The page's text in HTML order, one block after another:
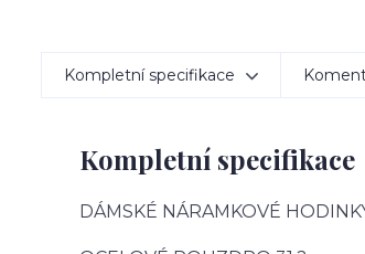
Kompletní specifikace
Kompletní specifikace
DÁMSKÉ NÁRAMKOVÉ